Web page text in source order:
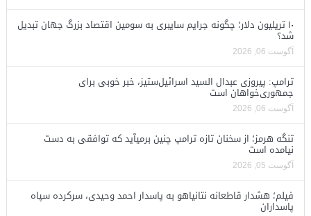
۱۰ تریلیون دلار؛ چگونه جرایم سایبری به سومین اقتصاد بزرگ جهان تبدیل
شد؟
آگوست 06, 2026
ترامپ: پیروزی عبدال السید اسرائیل‌ستیز، خبر خوبی برای
جمهوری‌خواهان است
آگوست 06, 2026
تنگه هرمز؛ از سخنان تازه ترامپ چنین برمیآید که توافقی به دست
نیامده است
آگوست 05, 2026
فیلم؛ هشدار قاطعانه نتانیاهو به پاسدار احمد وحیدی، سرکرده سپاه
پاسداران